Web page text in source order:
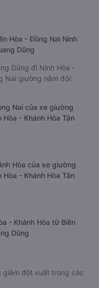
Hòa - Đồng Nai Ninh
Dũng
Dũng đi Ninh Hòa -
Nai giường nằm đôi:
Nai của xe giường
- Khánh Hòa Tân
Hòa của xe giường
- Khánh Hòa Tân
- Khánh Hòa từ Biên
Dũng
giảm đột xuất trong các